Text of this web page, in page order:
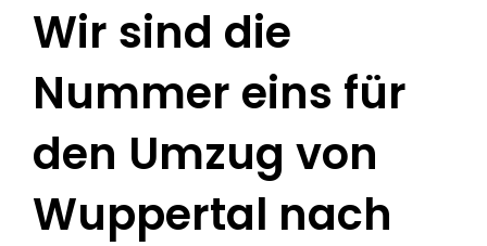
Wir sind die
Nummer eins für
den Umzug von
Wuppertal nach